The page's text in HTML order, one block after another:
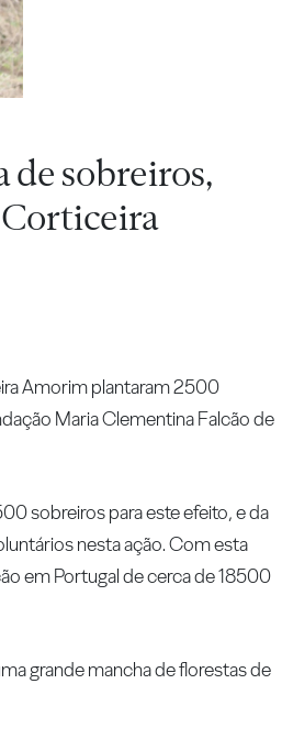
de sobreiros,
Corticeira
Amorim plantaram 2500
Maria Clementina Falcão de
sobreiros para este efeito, e da
nesta ação. Com esta
em Portugal de cerca de 18500
grande mancha de florestas de